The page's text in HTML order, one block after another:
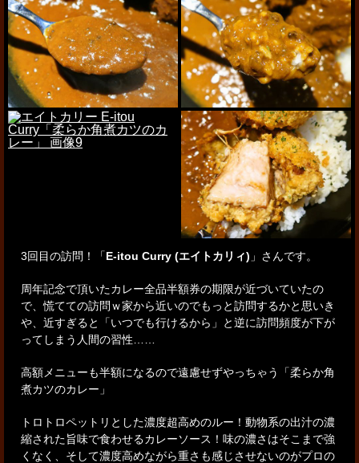
3回目の訪問！「E-itou Curry (エイトカリィ) 」さんです。
周年記念で頂いたカレー全品半額券の期限が近づいていたの
で、慌てての訪問ｗ家から近いのでもっと訪問するかと思いき
や、近すぎると「いつでも行けるから」と逆に訪問頻度が下が
ってしまう人間の習性……
高額メニューも半額になるので遠慮せずやっちゃう「柔らか角
煮カツのカレー」
トロトロペットリとした濃度超高めのルー！ 動物系の出汁の濃
縮された旨味で食わせるカレーソース！ 味の濃さはそこまで強
くなく、そして濃度高めながら重さも感じさせないのがプロの